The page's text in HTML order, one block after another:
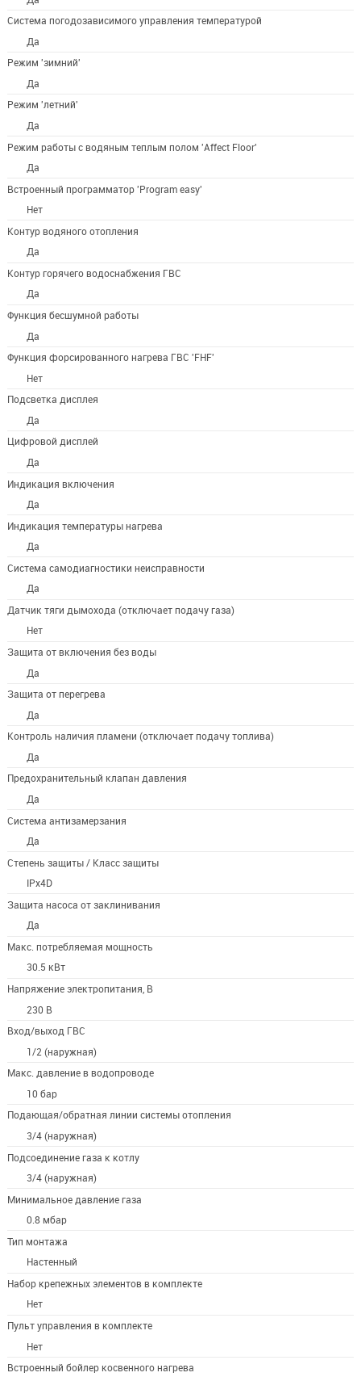
Система погодозависимого управления температурой
Да
Режим 'зимний'
Да
Режим 'летний'
Да
Режим работы с водяным теплым полом 'Affect Floor'
Да
Встроенный программатор 'Program easy'
Нет
Контур водяного отопления
Да
Контур горячего водоснабжения ГВС
Да
Функция бесшумной работы
Да
Функция форсированного нагрева ГВС 'FHF'
Нет
Подсветка дисплея
Да
Цифровой дисплей
Да
Индикация включения
Да
Индикация температуры нагрева
Да
Система самодиагностики неисправности
Да
Датчик тяги дымохода (отключает подачу газа)
Нет
Защита от включения без воды
Да
Защита от перегрева
Да
Контроль наличия пламени (отключает подачу топлива)
Да
Предохранительный клапан давления
Да
Система антизамерзания
Да
Степень защиты / Класс защиты
IPx4D
Защита насоса от заклинивания
Да
Макс. потребляемая мощность
30.5 кВт
Напряжение электропитания, В
230 В
Вход/выход ГВС
1/2 (наружная)
Макс. давление в водопроводе
10 бар
Подающая/обратная линии системы отопления
3/4 (наружная)
Подсоединение газа к котлу
3/4 (наружная)
Минимальное давление газа
0.8 мбар
Тип монтажа
Настенный
Набор крепежных элементов в комплекте
Нет
Пульт управления в комплекте
Нет
Встроенный бойлер косвенного нагрева